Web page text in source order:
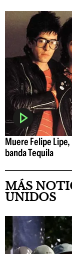
Muere Felipe
banda Tequila
MÁS
UNIDOS